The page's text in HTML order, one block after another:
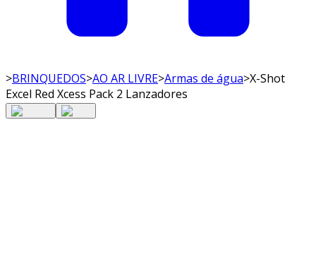
>BRINQUEDOS>AO AR LIVRE>Armas de água>X-Shot
Excel Red Xcess Pack 2 Lanzadores